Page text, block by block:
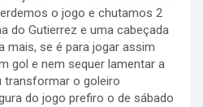
o jogo e chutamos 2
do Gutierrez e uma cabeçada
mais, se é para jogar assim
gol e nem sequer lamentar a
transformar o goleiro
do jogo prefiro o de sábado